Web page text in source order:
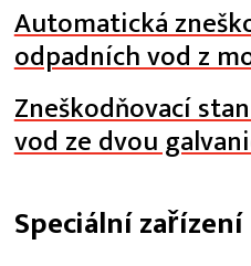
Automatická
odpadních vod z
Zneškodňovací
vod ze dvou
Speciální zařízení